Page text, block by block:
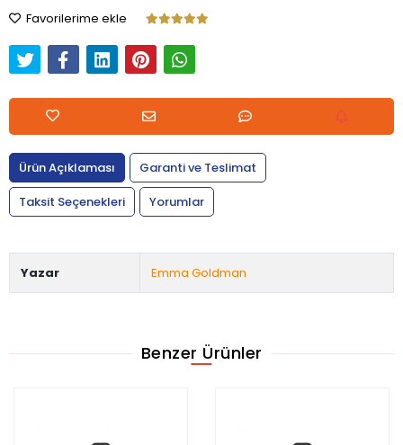
Favorilerime ekle
Ürün Açıklaması
Garanti ve Teslimat
Taksit Seçenekleri
Yorumlar
Yazar Emma Goldman
Benzer Ürünler